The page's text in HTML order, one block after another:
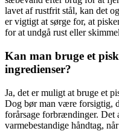
lavet af rustfrit stål, kan det
er vigtigt at sørge for, at
for at undgå rust eller
Kan man bruge et
ingredienser?
Ja, det er muligt at bruge et
Dog bør man være forsigtig,
forårsage forbrændinger. Det
varmebestandige håndtag,